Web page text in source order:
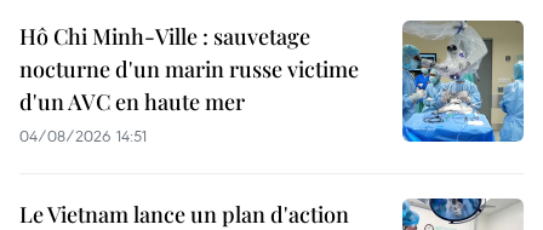
Hô Chi Minh-Ville : sauvetage
nocturne d'un marin russe victime
d'un AVC en haute mer
04/08/2026 14:51
Le Vietnam lance un plan d'action